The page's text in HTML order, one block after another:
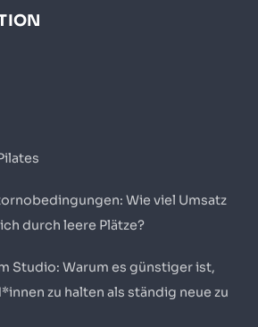
Wie viel Umsatz
durch leere Plätze?
Studio: Warum es günstiger ist,
zu halten als ständig neue zu